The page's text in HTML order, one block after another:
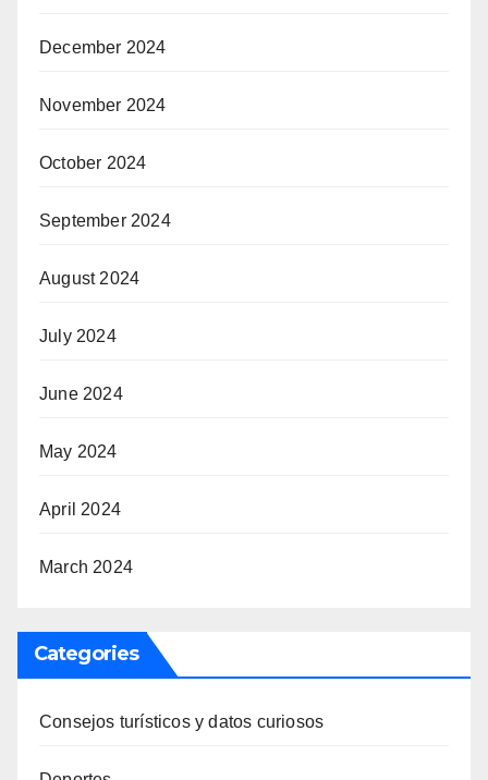
December 2024
November 2024
October 2024
September 2024
August 2024
July 2024
June 2024
May 2024
April 2024
March 2024
Categories
Consejos turísticos y datos curiosos